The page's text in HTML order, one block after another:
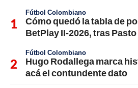
Fútbol Colombiano
Cómo quedó la tabla de
BetPlay II-2026, tras Pasto
Fútbol Colombiano
Hugo Rodallega marca
acá el contundente dato